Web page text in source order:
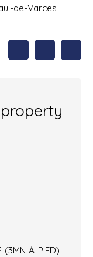
de-Varces
(3MN À PIED) -